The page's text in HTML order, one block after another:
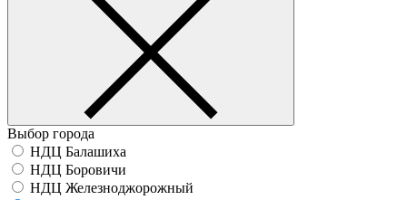
Выбор города
НДЦ Балашиха
НДЦ Боровичи
НДЦ Железноджорожный